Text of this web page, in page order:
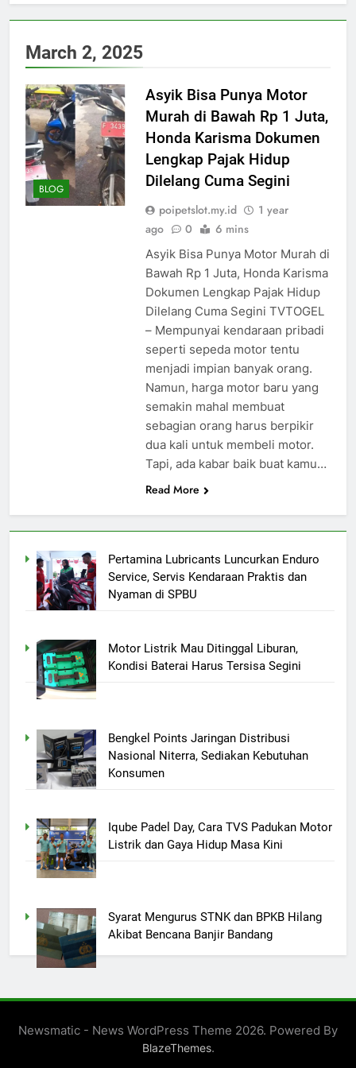
March 2, 2025
BLOG
Asyik Bisa Punya Motor
Murah di Bawah Rp 1 Juta,
Honda Karisma Dokumen
Lengkap Pajak Hidup
Dilelang Cuma Segini
poipetslot.my.id
1 year
ago
0 6 mins
Asyik Bisa Punya Motor Murah di
Bawah Rp 1 Juta, Honda Karisma
Dokumen Lengkap Pajak Hidup
Dilelang Cuma Segini TVTOGEL
– Mempunyai kendaraan pribadi
seperti sepeda motor tentu
menjadi impian banyak orang.
Namun, harga motor baru yang
semakin mahal membuat
sebagian orang harus berpikir
dua kali untuk membeli motor.
Tapi, ada kabar baik buat kamu…
Read More
Pertamina Lubricants Luncurkan Enduro
Service, Servis Kendaraan Praktis dan
Nyaman di SPBU
Motor Listrik Mau Ditinggal Liburan,
Kondisi Baterai Harus Tersisa Segini
Bengkel Points Jaringan Distribusi
Nasional Niterra, Sediakan Kebutuhan
Konsumen
Iqube Padel Day, Cara TVS Padukan Motor
Listrik dan Gaya Hidup Masa Kini
Syarat Mengurus STNK dan BPKB Hilang
Akibat Bencana Banjir Bandang
Newsmatic - News WordPress Theme 2026. Powered By
BlazeThemes.